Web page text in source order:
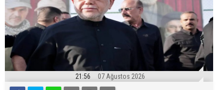
21:56 07 Ağustos 2026